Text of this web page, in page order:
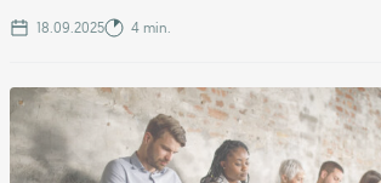
18.09.2025 4 min.